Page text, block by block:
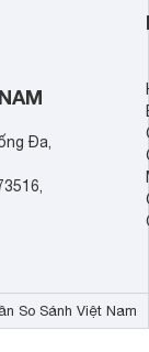
cho các gia
hiện đã giảm
Đa,
So Sánh Việt Nam